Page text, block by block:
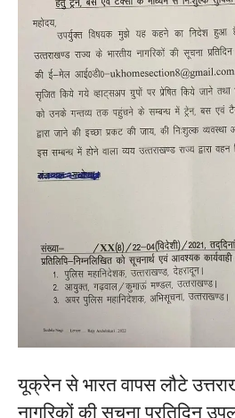
यूक्रेन से भारत वापस लौटे
नागरिकों की सूचना प्रतिदिन